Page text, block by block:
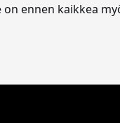
ennen kaikkea